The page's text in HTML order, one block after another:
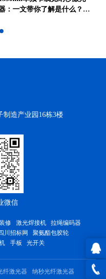
：一文带你了解是什么？详
光纤分布式传感等领域的实际
QQ在
制造产业园16栋3楼
微信
修 激光焊接机
拉绳编码器
川招标网
聚氨酯包胶轮
手板 光开关
纤激光器
纳秒光纤激光器